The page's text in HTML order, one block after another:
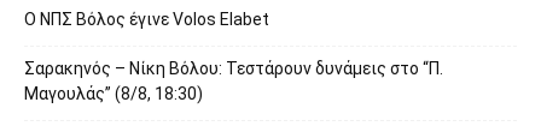
O ΝΠΣ Βόλος έγινε Volos Elabet
Σαρακηνός – Νίκη Βόλου: Τεστάρουν δυνάμεις στο “Π.
Μαγουλάς” (8/8, 18:30)